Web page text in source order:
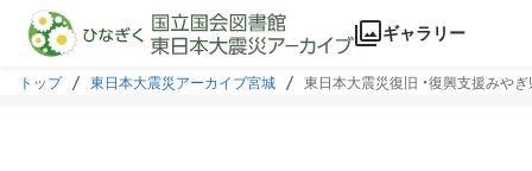
本文に飛ぶ
ギャラリー
トップ 東日本大震災アーカイブ宮城 東日本大震災復旧 ・復興支援みや